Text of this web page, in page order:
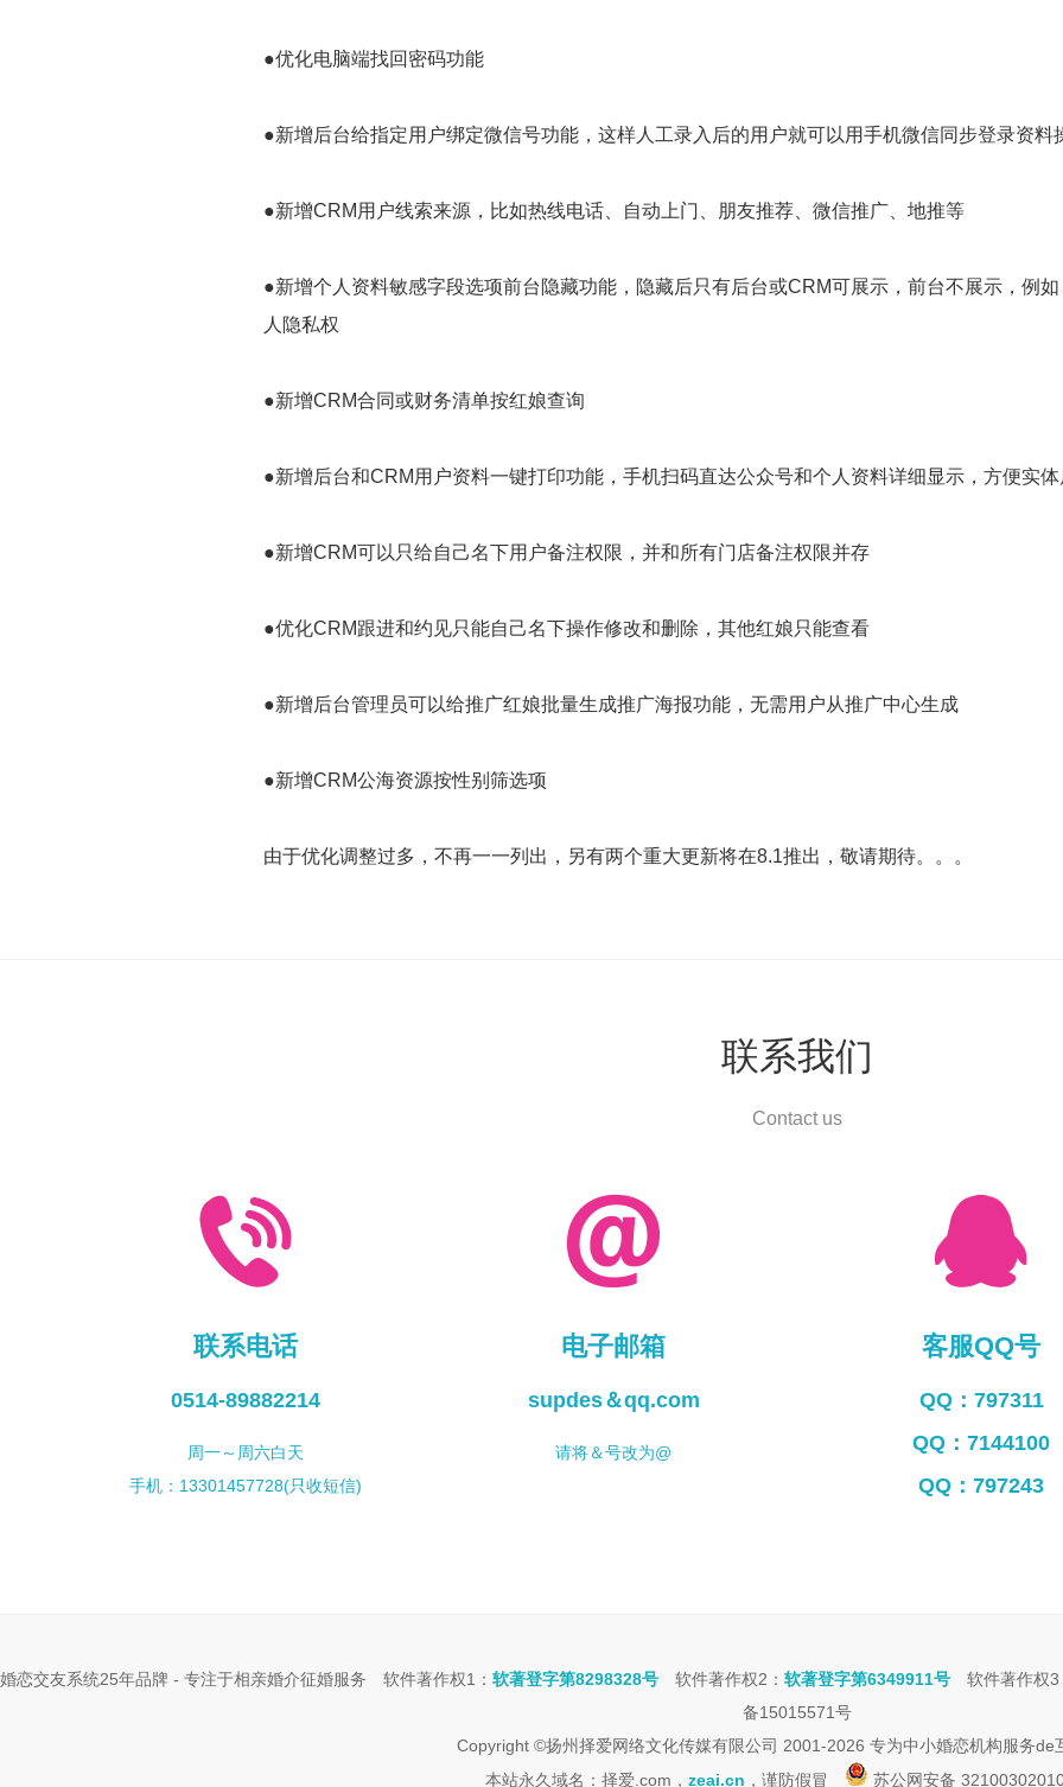
●优化电脑端找回密码功能
●新增后台给指定用户绑定微信号功能，这样人工录入后的用户就可以用手机微信同步登录资料
●新增CRM用户线索来源，比如热线电话、自动上门、朋友推荐、微信推广、地推等
●新增个人资料敏感字段选项前台隐藏功能，隐藏后只有后台或CRM可展示，前台不展示，例
人隐私权
●新增CRM合同或财务清单按红娘查询
●新增后台和CRM用户资料一键打印功能，手机扫码直达公众号和个人资料详细显示，方便实
●新增CRM可以只给自己名下用户备注权限，并和所有门店备注权限并存
●优化CRM跟进和约见只能自己名下操作修改和删除，其他红娘只能查看
●新增后台管理员可以给推广红娘批量生成推广海报功能，无需用户从推广中心生成
●新增CRM公海资源按性别筛选项
由于优化调整过多，不再一一列出，另有两个重大更新将在8.1推出，敬请期待。。。
联系我们
Contact us

联系电话
0514-89882214
周一～周六白天
手机：13301457728(只收短信)

电子邮箱
supdes＆qq.com
请将＆号改为@

客服QQ号
QQ：797311
QQ：7144100
QQ：797243
婚恋交友系统25年品牌 - 专注于相亲婚介征婚服务 软件著作权1： 软著登字第8298328号 软件著作权2： 软著登字第6349911号 软件著作权3
备15015571号
Copyright ©扬州择爱网络文化传媒有限公司 2001-2026 专为中小婚恋机构服务de
本站永久域名：择爱.com， zeai.cn ，谨防假冒 苏公网安备